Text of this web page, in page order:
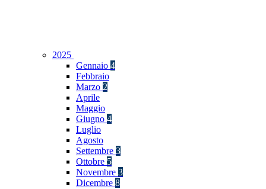
2025
Gennaio 4
Febbraio
Marzo 2
Aprile
Maggio
Giugno 4
Luglio
Agosto
Settembre 3
Ottobre 5
Novembre 3
Dicembre 8